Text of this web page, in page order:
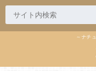
～ナチ